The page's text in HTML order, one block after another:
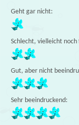
Geht gar nicht:
Schlecht, vielleicht noch
Gut, aber nicht
Sehr beeindruckend: